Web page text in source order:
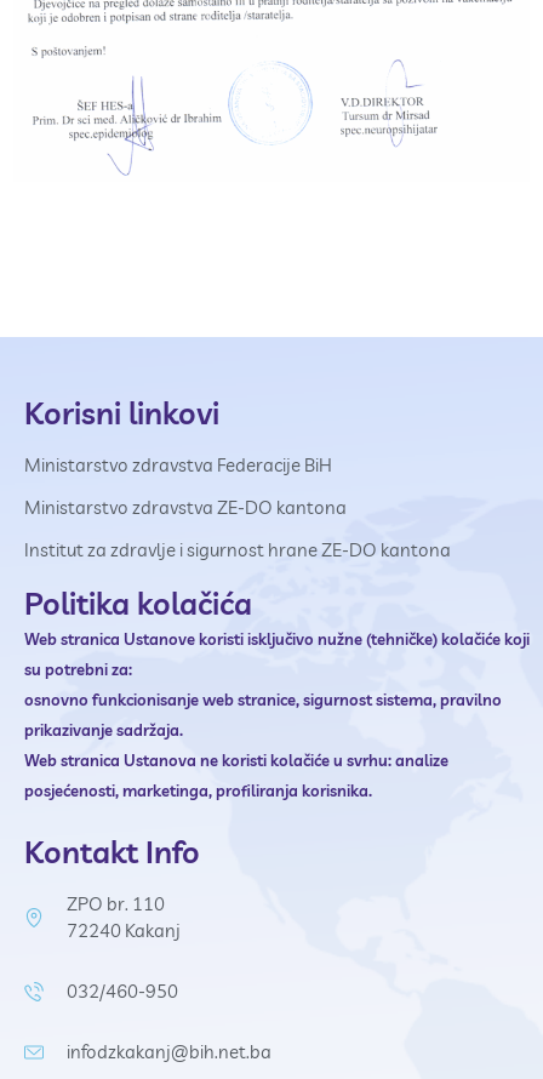
Korisni linkovi
Ministarstvo zdravstva Federacije BiH
Ministarstvo zdravstva ZE-DO kantona
Institut za zdravlje i sigurnost hrane ZE-DO kantona
Politika kolačića
Web stranica Ustanovekoristi isključivo nužne (tehničke) kolačiće koji
su potrebni za:
osnovno funkcionisanje web stranice,sigurnost sistema,pravilno
prikazivanje sadržaja.
Web stranica Ustanova nekoristi kolačiće u svrhu:analize
posjećenosti,marketinga,profiliranja korisnika.
Kontakt Info
ZPO br. 110
72240 Kakanj
032/460-950
infodzkakanj@bih.net.ba